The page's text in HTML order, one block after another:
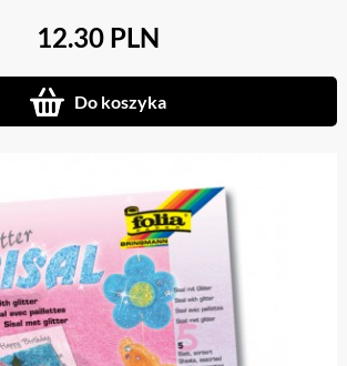
12.30 PLN
Do koszyka